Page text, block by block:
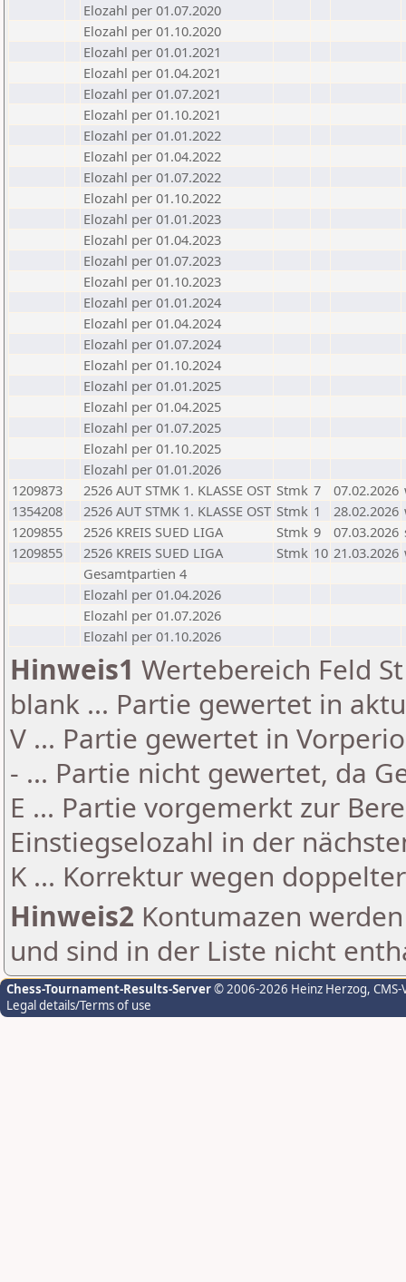
Elozahl per 01.07.2020
Elozahl per 01.10.2020
Elozahl per 01.01.2021
Elozahl per 01.04.2021
Elozahl per 01.07.2021
Elozahl per 01.10.2021
Elozahl per 01.01.2022
Elozahl per 01.04.2022
Elozahl per 01.07.2022
Elozahl per 01.10.2022
Elozahl per 01.01.2023
Elozahl per 01.04.2023
Elozahl per 01.07.2023
Elozahl per 01.10.2023
Elozahl per 01.01.2024
Elozahl per 01.04.2024
Elozahl per 01.07.2024
Elozahl per 01.10.2024
Elozahl per 01.01.2025
Elozahl per 01.04.2025
Elozahl per 01.07.2025
Elozahl per 01.10.2025
Elozahl per 01.01.2026
1209873
2526 AUT STMK 1. KLASSE OST Stmk 7 07.02.2026
1354208
2526 AUT STMK 1. KLASSE OST Stmk 1 28.02.2026
1209855
2526 KREIS SUED LIGA Stmk 9 07.03.2026
1209855
2526 KREIS SUED LIGA Stmk 10 21.03.2026
Gesamtpartien 4
Elozahl per 01.04.2026
Elozahl per 01.07.2026
Elozahl per 01.10.2026
Hinweis1 Wertebereich Feld
blank ... Partie gewertet in
V ... Partie gewertet in
- ... Partie nicht gewertet, da
E ... Partie vorgemerkt zur
Einstiegselozahl in der
K ... Korrektur wegen
Hinweis2 Kontumazen
und sind in der Liste nicht
Chess-Tournament-Results-Server© 2006-2026 Heinz Herzog,
Legal details/Terms of use